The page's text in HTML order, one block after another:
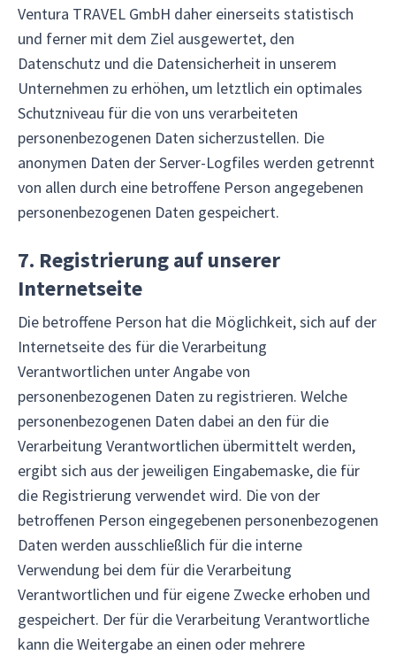
Ventura TRAVEL GmbH daher einerseits statistisch
und ferner mit dem Ziel ausgewertet, den
Datenschutz und die Datensicherheit in unserem
Unternehmen zu erhöhen, um letztlich ein optimales
Schutzniveau für die von uns verarbeiteten
personenbezogenen Daten sicherzustellen. Die
anonymen Daten der Server-Logfiles werden getrennt
von allen durch eine betroffene Person angegebenen
personenbezogenen Daten gespeichert.
7. Registrierung auf unserer
Internetseite
Die betroffene Person hat die Möglichkeit, sich auf der
Internetseite des für die Verarbeitung
Verantwortlichen unter Angabe von
personenbezogenen Daten zu registrieren. Welche
personenbezogenen Daten dabei an den für die
Verarbeitung Verantwortlichen übermittelt werden,
ergibt sich aus der jeweiligen Eingabemaske, die für
die Registrierung verwendet wird. Die von der
betroffenen Person eingegebenen personenbezogenen
Daten werden ausschließlich für die interne
Verwendung bei dem für die Verarbeitung
Verantwortlichen und für eigene Zwecke erhoben und
gespeichert. Der für die Verarbeitung Verantwortliche
kann die Weitergabe an einen oder mehrere